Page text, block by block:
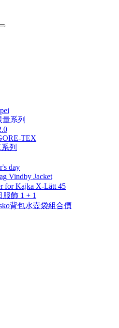
量系列
TEX
列
day
Vindby Jacket
for Kajka X-Lätt 45
飾 1 + 1
背包水壺袋組合價